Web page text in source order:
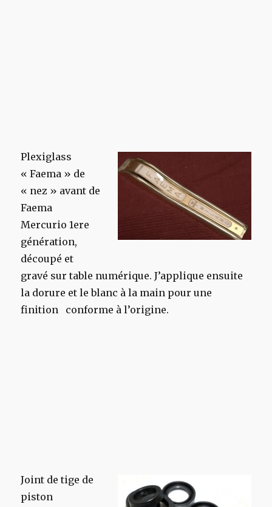
Plexiglass
« Faema » de
« nez » avant de
Faema
Mercurio 1ere
génération,
découpé et
gravé sur table numérique. J’applique ensuite
la dorure et le blanc à la main pour une
finition conforme à l’origine.
Joint de tige de
piston